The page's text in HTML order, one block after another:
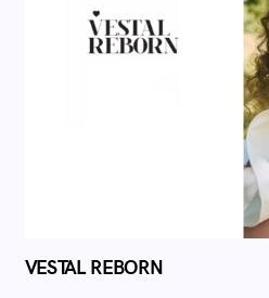
VESTAL REBORN